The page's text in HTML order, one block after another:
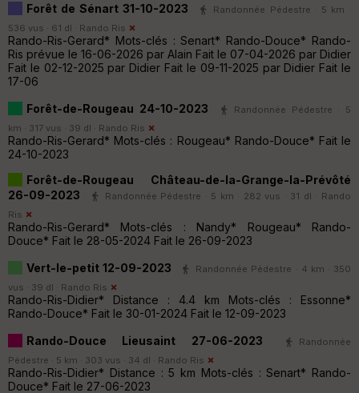
Forêt de Sénart 31-10-2023
Randonnée Pédestre · 5 km ·
536 vus · 61 dl · Rando Ris
Rando-Ris-Gerard* Mots-clés : Senart* Rando-Douce* Rando-
Ris prévue le 16-06-2026 par Alain Fait le 07-04-2026 par Didier
Fait le 02-12-2025 par Didier Fait le 09-11-2025 par Didier Fait le
17-06
Forêt-de-Rougeau 24-10-2023
Randonnée Pédestre · 5
km · 317 vus · 39 dl · Rando Ris
Rando-Ris-Gerard* Mots-clés : Rougeau* Rando-Douce* Fait le
24-10-2023
Forêt-de-Rougeau Château-de-la-Grange-la-Prévôté
26-09-2023
Randonnée Pédestre · 5 km · 282 vus · 31 dl · Rando
Ris
Rando-Ris-Gerard* Mots-clés : Nandy* Rougeau* Rando-
Douce* Fait le 28-05-2024 Fait le 26-09-2023
Vert-le-petit 12-09-2023
Randonnée Pédestre · 4 km · 350
vus · 39 dl · Rando Ris
Rando-Ris-Didier* Distance : 4.4 km Mots-clés : Essonne*
Rando-Douce* Fait le 30-01-2024 Fait le 12-09-2023
Rando-Douce Lieusaint 27-06-2023
Randonnée
Pédestre · 5 km · 303 vus · 34 dl · Rando Ris
Rando-Ris-Didier* Distance : 5 km Mots-clés : Senart* Rando-
Douce* Fait le 27-06-2023